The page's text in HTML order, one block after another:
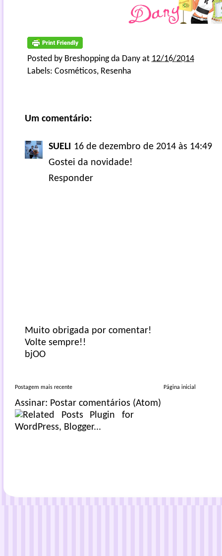
Posted by Breshopping da Dany at 12/16/2014
Labels: Cosméticos, Resenha
Um comentário:
SUELI 16 de dezembro de 2014 às 14:49
Gostei da novidade!
Responder
Muito obrigada por comentar!
Volte sempre!!
bjOO
Postagem mais recente Página inicial
Assinar: Postar comentários (Atom)